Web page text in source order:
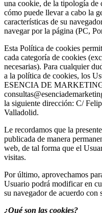
una cookie, de la tipología de
cómo puede llevar a cabo la
características de su
navegar por la página (PC,
Esta Política de cookies
cada categoría de cookies
necesarias). Para cualquier
a la política de cookies, los
ESENCIA DE MARKETING
la siguiente dirección: C/
Valladolid.
Le recordamos que la
publicada de manera
web, de tal forma que el
visitas.
Por último, aprovechamos
Usuario podrá modificar en
su navegador de acuerdo con
¿Qué son las cookies?